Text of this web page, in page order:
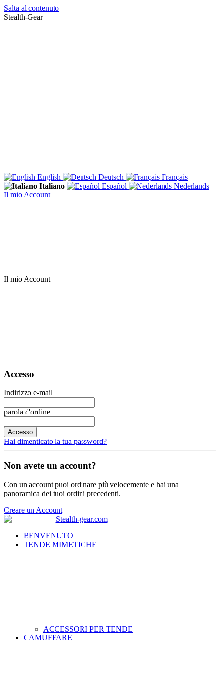
Salta al contenuto
Stealth-Gear
English Deutsch
Français
Italiano
Español
Nederlands
Il mio Account
Il mio Account
Accesso
Indirizzo e-mail
parola d'ordine
Accesso
Hai dimenticato la tua password?
Non avete un account?
Con un account puoi ordinare più velocemente e hai una
panoramica dei tuoi ordini precedenti.
Creare un Account
BENVENUTO
TENDE MIMETICHE
ACCESSORI PER TENDE
CAMUFFARE